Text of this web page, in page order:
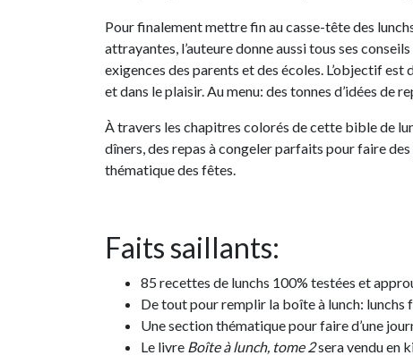
Pour finalement mettre fin au casse-tête des
attrayantes, l’auteure donne aussi tous ses
exigences des parents et des écoles. L’objectif
et dans le plaisir. Au menu: des tonnes d’idées de
À travers les chapitres colorés de cette bible de
dîners, des repas à congeler parfaits pour faire
thématique des fêtes.
Faits saillants:
85 recettes de lunchs 100% testées et
De tout pour remplir la boîte à lunch: lunchs
Une section thématique pour faire d’une
Le livre Boîte à lunch, tome 2sera vendu en